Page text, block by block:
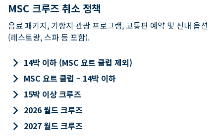
MSC 크루즈 취소 정책
음료 패키지, 기항지 관광 프로그램, 교통편 예약 및 선내 옵션
(레스토랑, 스파 등 포함).
keyboard_arrow_right 14박 이하 (MSC 요트 클럽 제외)
keyboard_arrow_right MSC 요트 클럽 – 14박 이하
keyboard_arrow_right 15박 이상 크루즈
keyboard_arrow_right 2026 월드 크루즈
keyboard_arrow_right 2027 월드 크루즈